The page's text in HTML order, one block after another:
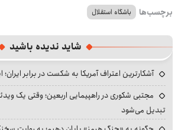
برچسب‌ها باشگاه استقلال
شاید ندیده باشید
آشکارترین اعتراف آمریکا به شکست در برابر ایران؛
مجتبی شکوری در راهپیمایی اربعین؛ وقتی یک
تبدیل می‌شود